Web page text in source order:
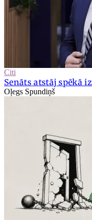
Citi
Senāts atstāj spēkā
Oļegs Spundiņš